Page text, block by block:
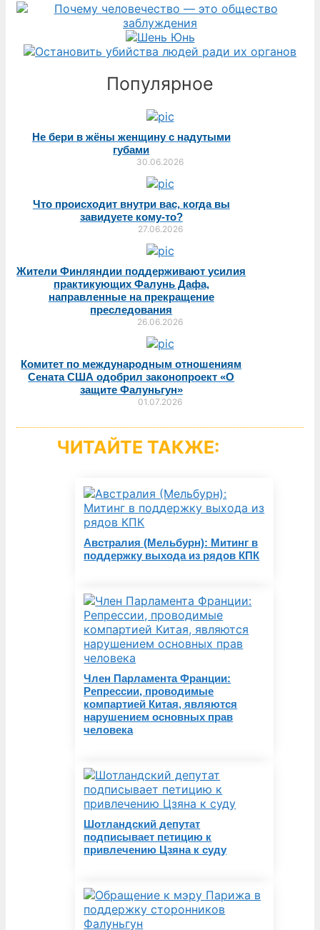
Популярное
Не бери в жёны женщину с надутыми
губами
30.06.2026
Что происходит внутри вас, когда вы
завидуете кому-то?
27.06.2026
Жители Финляндии поддерживают усилия
практикующих Фалунь Дафа,
направленные на прекращение
преследования
26.06.2026
Комитет по международным отношениям
Сената США одобрил законопроект «О
защите Фалуньгун»
01.07.2026
ЧИТАЙТЕ ТАКЖЕ:
Австралия (Мельбурн): Митинг в
поддержку выхода из рядов КПК
Член Парламента Франции:
Репрессии, проводимые
компартией Китая, являются
нарушением основных прав
человека
Шотландский депутат
подписывает петицию к
привлечению Цзяна к суду